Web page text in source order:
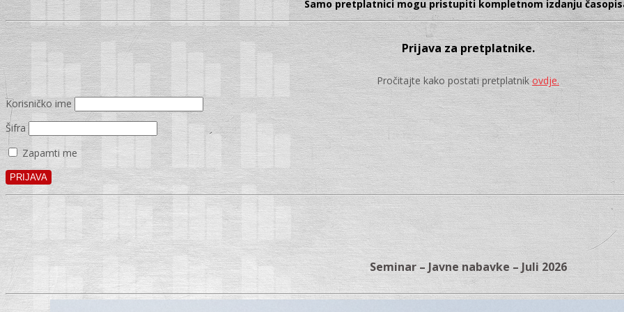
Samo pretplatnici mogu pristupiti kompletnom izdanju
Prijava za pretplatnike.
Pročitajte kako postati pretplatnikovdje.
Korisničko ime
Šifra
Zapamti me
Seminar – Javne nabavke – Juli 2026